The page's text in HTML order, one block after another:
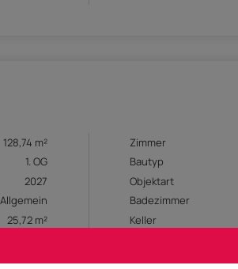
128,74 m² Zimmer
1. OG Bautyp
2027 Objektart
Allgemein Badezimmer
25,72 m² Keller